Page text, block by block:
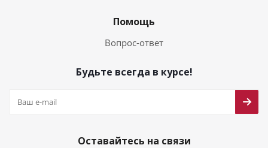
Помощь
Вопрос-ответ
Будьте всегда в курсе!
Оставайтесь на связи